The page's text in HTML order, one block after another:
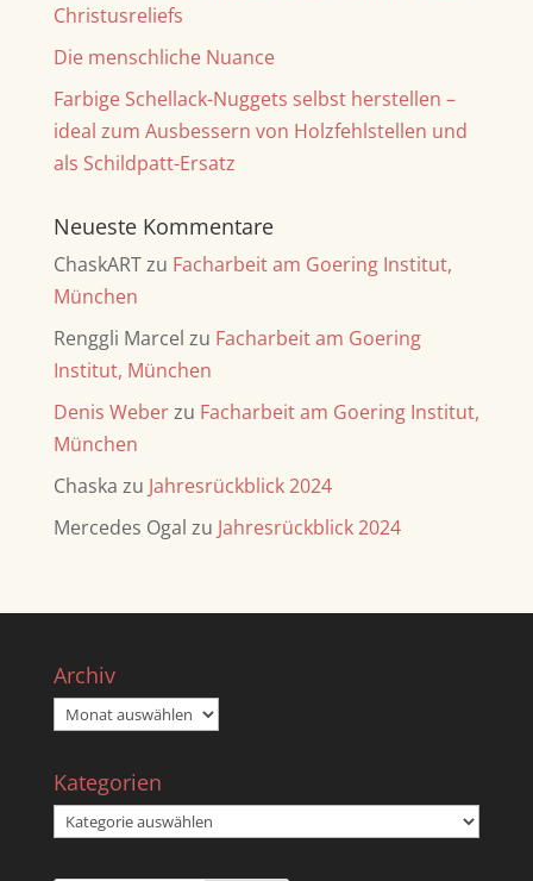
Christusreliefs
Die menschliche Nuance
Farbige Schellack-Nuggets selbst herstellen –
ideal zum Ausbessern von Holzfehlstellen und
als Schildpatt-Ersatz
Neueste Kommentare
ChaskARTzu Facharbeit am Goering Institut,
München
Renggli Marcel zu Facharbeit am Goering
Institut, München
Denis Weberzu Facharbeit am Goering Institut,
München
Chaska zu Jahresrückblick 2024
Mercedes Ogal zu Jahresrückblick 2024
Archiv
Archiv
Kategorien
Kategorien